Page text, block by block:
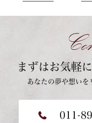
まずはお気軽
あなたの夢や想いを
011-